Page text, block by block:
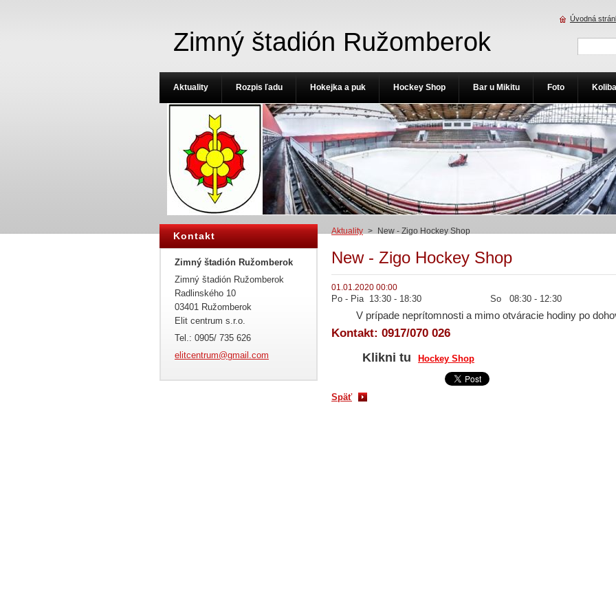
Zimný štadión Ružomberok
Aktuality > New - Zigo Hockey Shop
New - Zigo Hockey Shop
01.01.2020 00:00
Po - Pia 13:30 - 18:30 So 08:30 - 12:30
V prípade neprítomnosti a mimo otváracie hodiny po
Kontakt: 0917/070 026
Klikni tu Hockey Shop
Späť
Kontakt
Zimný štadión Ružomberok
Zimný štadión Ružomberok
Radlinského 10
03401 Ružomberok
Elit centrum s.r.o.
Tel.: 0905/ 735 626
elitcentrum@gmai l.com
Aktuality Rozpis ľadu Hokejka a puk Hockey Shop Bar u Mikitu Foto
Úvodná